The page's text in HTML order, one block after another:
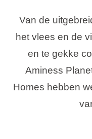
Van de
het vlees en de
en te gekke
Aminess
Homes hebben